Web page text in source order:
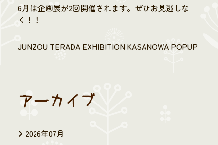
6月は企画展が2回開催されます。ぜひお見逃しな
く！！
JUNZOU TERADA EXHIBITION KASANOWA POPUP
アーカイブ
2026年07月